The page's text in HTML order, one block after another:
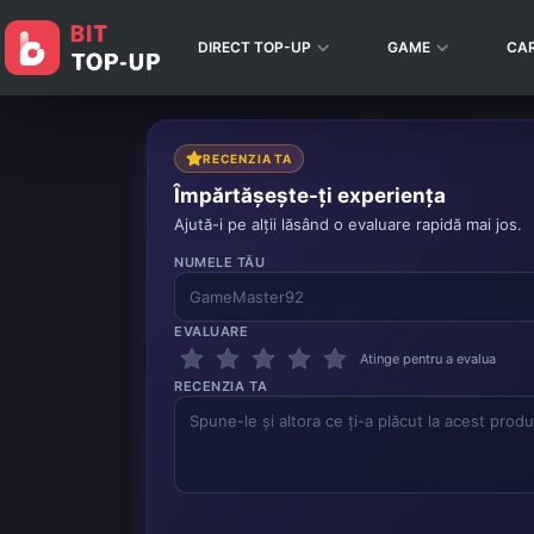
DIRECT TOP-UP GAME
RECENZIA TA
Împărtășește-ți experiența
Ajută-i pe alții lăsând o evaluare rapidă mai jos.
NUMELE TĂU
EVALUARE
Atinge pentru a evalua
RECENZIA TA